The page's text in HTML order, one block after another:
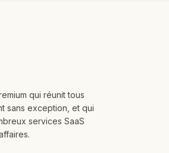
qui réunit tous
sans exception, et qui
services SaaS